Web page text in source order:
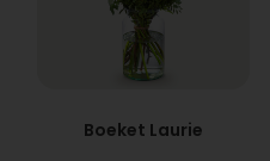
Boeket Laurie